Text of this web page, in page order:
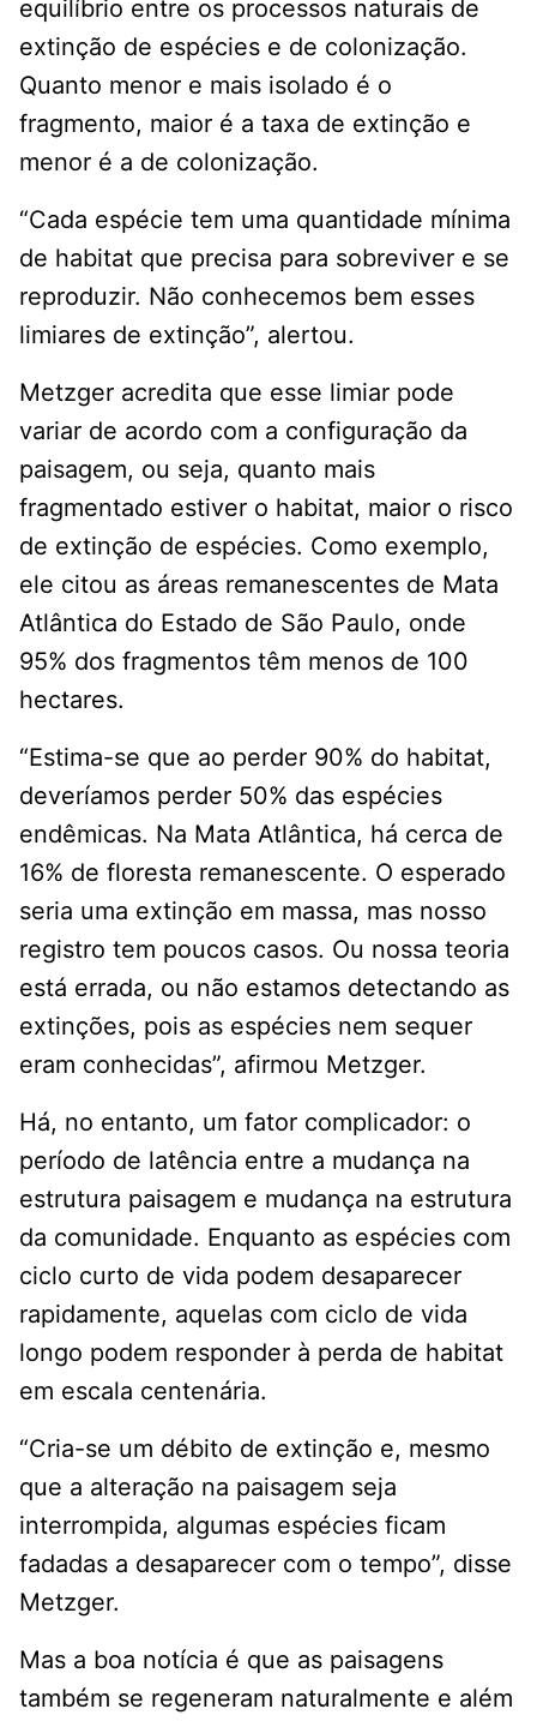
equilíbrio entre os processos naturais de
extinção de espécies e de colonização.
Quanto menor e mais isolado é o
fragmento, maior é a taxa de extinção e
menor é a de colonização.
“Cada espécie tem uma quantidade mínima
de habitat que precisa para sobreviver e se
reproduzir. Não conhecemos bem esses
limiares de extinção”, alertou.
Metzger acredita que esse limiar pode
variar de acordo com a configuração da
paisagem, ou seja, quanto mais
fragmentado estiver o habitat, maior o risco
de extinção de espécies. Como exemplo,
ele citou as áreas remanescentes de Mata
Atlântica do Estado de São Paulo, onde
95% dos fragmentos têm menos de 100
hectares.
“Estima-se que ao perder 90% do habitat,
deveríamos perder 50% das espécies
endêmicas. Na Mata Atlântica, há cerca de
16% de floresta remanescente. O esperado
seria uma extinção em massa, mas nosso
registro tem poucos casos. Ou nossa teoria
está errada, ou não estamos detectando as
extinções, pois as espécies nem sequer
eram conhecidas”, afirmou Metzger.
Há, no entanto, um fator complicador: o
período de latência entre a mudança na
estrutura paisagem e mudança na estrutura
da comunidade. Enquanto as espécies com
ciclo curto de vida podem desaparecer
rapidamente, aquelas com ciclo de vida
longo podem responder à perda de habitat
em escala centenária.
“Cria-se um débito de extinção e, mesmo
que a alteração na paisagem seja
interrompida, algumas espécies ficam
fadadas a desaparecer com o tempo”, disse
Metzger.
Mas a boa notícia é que as paisagens
também se regeneram naturalmente e além